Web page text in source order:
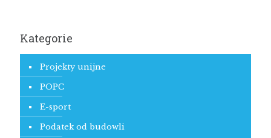
Kategorie
Projekty unijne
POPC
E-sport
Podatek od budowli